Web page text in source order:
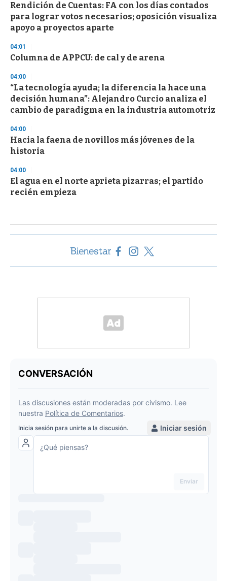
Rendición de Cuentas: FA con los días contados
para lograr votos necesarios; oposición visualiza
apoyo a proyectos aparte
04:01
Columna de APPCU: de cal y de arena
04:00
“La tecnología ayuda; la diferencia la hace una
decisión humana”: Alejandro Curcio analiza el
cambio de paradigma en la industria automotriz
04:00
Hacia la faena de novillos más jóvenes de la
historia
04:00
El agua en el norte aprieta pizarras; el partido
recién empieza